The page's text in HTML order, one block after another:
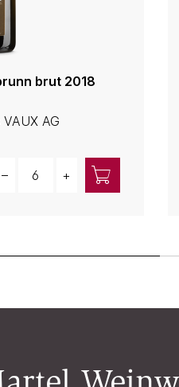
brut 2018
AG
– +